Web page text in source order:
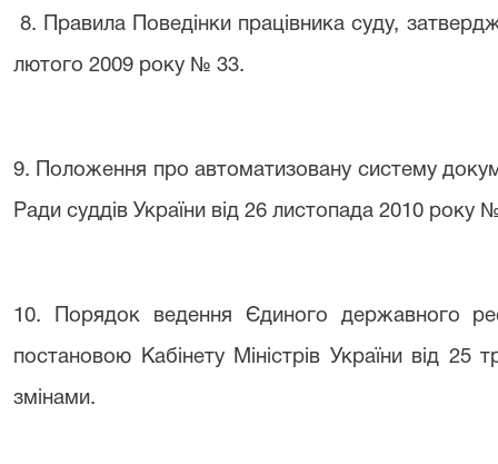
8. Правила Поведінки працівника суду,
лютого 2009 року № 33.
9. Положення про автоматизовану систему
Ради суддів України від 26 листопада 2010 року
10. Порядок ведення Єдиного державного
постановою Кабінету Міністрів України від
змінами.